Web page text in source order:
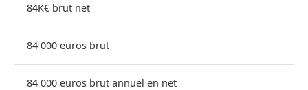
84K€ brut net
84 000 euros brut
84 000 euros brut annuel en net